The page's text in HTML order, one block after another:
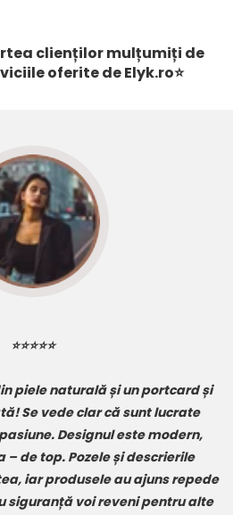
clienților mulțumiți de
oferite deElyk.ro⭐
⭐⭐⭐⭐⭐
așteptările! Am comandat o
pentru bărbați, iar finisajele
Se simte că sunt produse
Livrarea a fost promptă, iar
Mă bucur să susțin un brand
pune suflet în tot ce face!